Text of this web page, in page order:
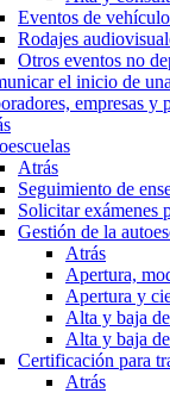
Eventos de
Rodajes
Otros eventos no
el inicio de
empresas y
Atrás
Seguimiento de
Solicitar exámenes
Gestión de la
Atrás
Apertura,
Apertura y
Alta y baja
Alta y baja
Certificación para
Atrás